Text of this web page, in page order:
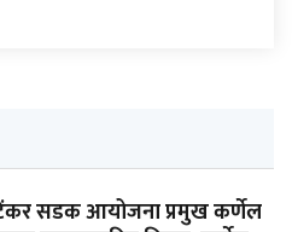
सडक आयोजना प्रमुख कर्णेल